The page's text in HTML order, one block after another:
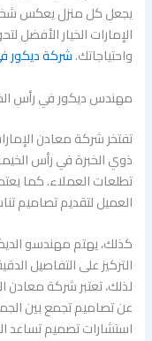
يجعل كل منزل يعكس
الإمارات الخيار
واحتياجاتك.شركة ديكور
مهندس ديكور في رأس
تفتخر شركة معادن
ذوي الخبرة في رأس
تطلعات العملاء. كما
العميل لتقديم تصاميم
كذلك، يهتم مهندسو
التركيز على التفاصيل
لذلك، تعتبر شركة معادن
عن تصاميم تجمع بين
استشارات تصميم تساعد